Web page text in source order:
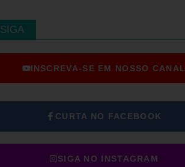
SIGA
INSCREVA-SE EM NOSSO CANAL
CURTA NO FACEBOOK
SIGA NO INSTAGRAM